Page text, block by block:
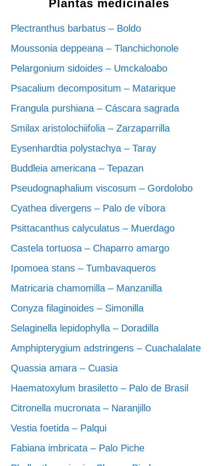
Plantas medicinales
Plectranthus barbatus – Boldo
Moussonia deppeana – Tlanchichonole
Pelargonium sidoides – Umckaloabo
Psacalium decompositum – Matarique
Frangula purshiana – Cáscara sagrada
Smilax aristolochiifolia – Zarzaparrilla
Eysenhardtia polystachya – Taray
Buddleia americana – Tepazan
Pseudognaphalium viscosum – Gordolobo
Cyathea divergens – Palo de víbora
Psittacanthus calyculatus – Muerdago
Castela tortuosa – Chaparro amargo
Ipomoea stans – Tumbavaqueros
Matricaria chamomilla – Manzanilla
Conyza filaginoides – Simonilla
Selaginella lepidophylla – Doradilla
Amphipterygium adstringens – Cuachalalate
Quassia amara – Cuasia
Haematoxylum brasiletto – Palo de Brasil
Citronella mucronata – Naranjillo
Vestia foetida – Palqui
Fabiana imbricata – Palo Piche